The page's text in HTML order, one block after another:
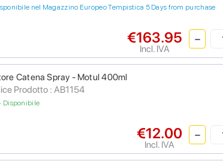
nel Magazzino Europeo Tempistica 5 Days from purchase
€163.95
Incl. IVA
Catena Spray - Motul 400ml
Prodotto : AB1154
Disponibile
€12.00
Incl. IVA